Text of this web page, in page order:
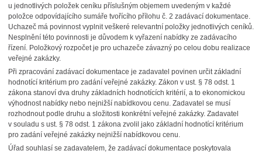
u jednotlivých položek ceníku příslušným objemem uvedeným v každé
položce odpovídajícího sumáře tvořícího přílohu č. 2 zadávací dokumentace.
Uchazeč má povinnost vyplnit veškeré relevantní položky jednotlivých ceníků.
Nesplnění této povinnosti je důvodem k vyřazení nabídky ze zadávacího
řízení. Položkový rozpočet je pro uchazeče závazný po celou dobu realizace
veřejné zakázky.
Při zpracování zadávací dokumentace je zadavatel povinen určit základní
hodnotící kritérium pro zadání veřejné zakázky. Zákon v ust. § 78 odst. 1
zákona stanoví dva druhy základních hodnotících kritérií, a to ekonomickou
výhodnost nabídky nebo nejnižší nabídkovou cenu. Zadavatel se musí
rozhodnout podle druhu a složitosti konkrétní veřejné zakázky. Zadavatel
v souladu s ust. § 78 odst. 1 zákona zvolil jako základní hodnotící kritérium
pro zadání veřejné zakázky nejnižší nabídkovou cenu.
Úřad souhlasí se zadavatelem, že zadávací dokumentace poskytovala